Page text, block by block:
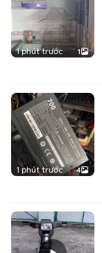
1 phút trước 1
1 phút trước 4